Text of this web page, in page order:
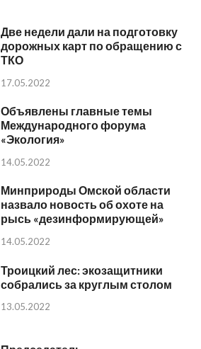
Две недели дали на подготовку
дорожных карт по обращению с
ТКО
17.05.2022
Объявлены главные темы
Международного форума
«Экология»
14.05.2022
Минприроды Омской области
назвало новость об охоте на
рысь «дезинформирующей»
14.05.2022
Троицкий лес: экозащитники
собрались за круглым столом
13.05.2022